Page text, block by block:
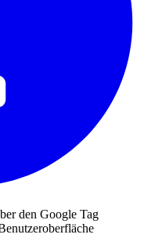
den Google Tag